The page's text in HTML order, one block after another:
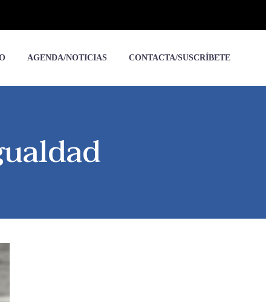
AGENDA/NOTICIAS CONTACTA/SUSCRÍBETE